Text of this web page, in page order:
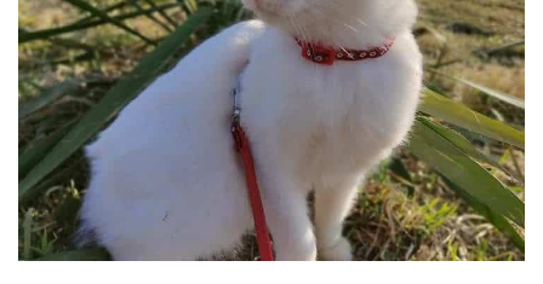
przechodzą kwarantannę, są leczone i mają całą profilaktykę. Są
również sterylizowane i kastrowane. Są socjalizowane czyli
przygotowywane do tego by odnaleźć się w nowej rodzinie. My
bardzo dobrze znamy naszych podopiecznych więc jest nam łatwiej
dopasować psa do rodziny i odwrotnie.